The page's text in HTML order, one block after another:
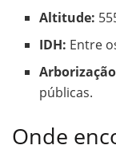
Altitude:
IDH: Entre
públicas.
Onde